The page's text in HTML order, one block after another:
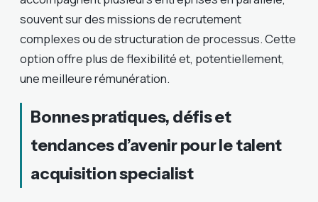
souvent sur des missions de recrutement
complexes ou de structuration de processus. Cette
option offre plus de flexibilité et, potentiellement,
une meilleure rémunération.
Bonnes pratiques, défis et
tendances d’avenir pour le talent
acquisition specialist